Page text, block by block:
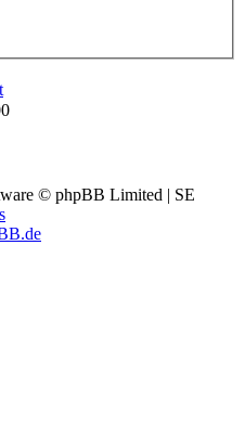
© phpBB Limited | SE